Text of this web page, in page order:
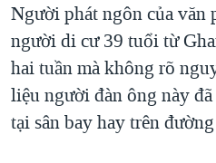
Người phát ngôn của văn
người di cư 39 tuổi từ
hai tuần mà không rõ
liệu người đàn ông này
tại sân bay hay trên